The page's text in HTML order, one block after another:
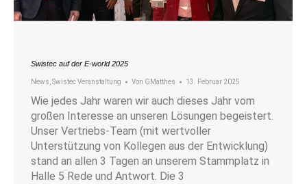
Swistec auf der E-world 2025
News,Swistec Veranstaltung Von GMatthes 13. Februar 2025
Wie jedes Jahr waren wir auch dieses Jahr vom
großen Interesse an unseren Lösungen begeistert.
Unser Vertriebs-Team (mit wertvoller
Unterstützung von Kollegen aus der Entwicklung)
stand an allen 3 Tagen an unserem Stammplatz in
Halle 5 Rede und Antwort. Die 3